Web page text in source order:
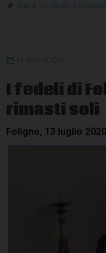
David Girolami
13 LUGLIO 2020
I fedeli di
rimasti soli
Foligno, 13 luglio 2020